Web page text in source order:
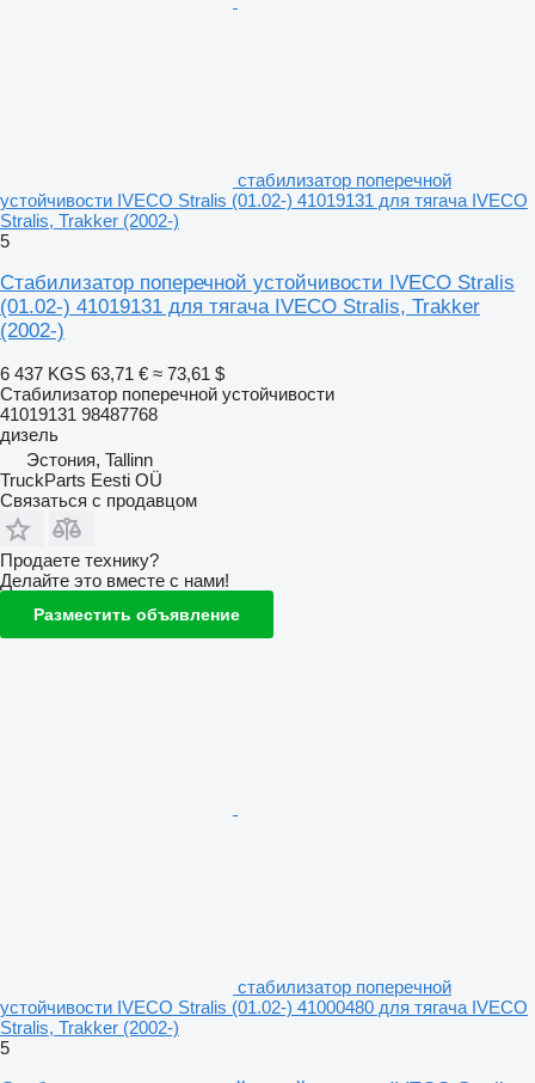
стабилизатор поперечной
устойчивости IVECO Stralis (01.02-) 41019131 для тягача IVECO
Stralis, Trakker (2002-)
5
Стабилизатор поперечной устойчивости IVECO Stralis
(01.02-) 41019131 для тягача IVECO Stralis, Trakker
(2002-)
6 437 KGS 63,71 € ≈ 73,61 $
Стабилизатор поперечной устойчивости
41019131 98487768
дизель
Эстония, Tallinn
TruckParts Eesti OÜ
Связаться с продавцом
Продаете технику?
Делайте это вместе с нами!
Разместить объявление
стабилизатор поперечной
устойчивости IVECO Stralis (01.02-) 41000480 для тягача IVECO
Stralis, Trakker (2002-)
5